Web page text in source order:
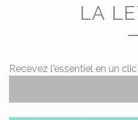
LA
Recevez l'essentiel en un clic